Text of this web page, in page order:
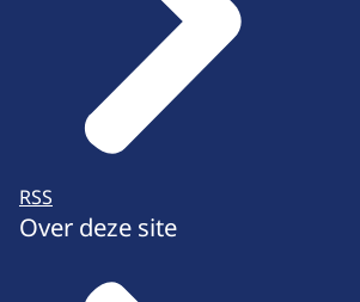
RSS
Over deze site